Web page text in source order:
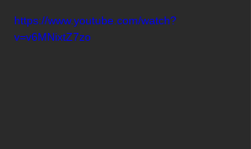
https://www.youtube.com/watch?
v=v6MNixtZ7zo